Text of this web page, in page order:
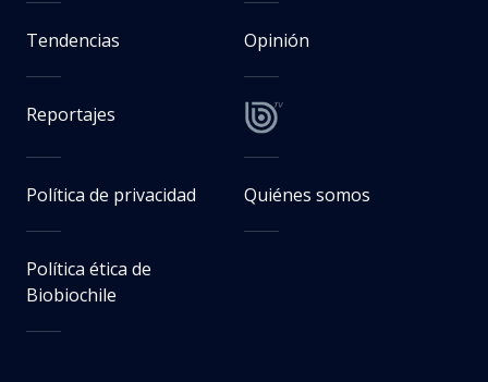
Tendencias Opinión
Reportajes
Política de privacidad Quiénes somos
Política ética de
Biobiochile